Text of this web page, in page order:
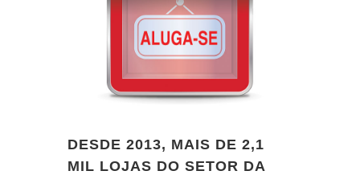
DESDE 2013, MAIS DE 2,1
MIL LOJAS DO SETOR DA